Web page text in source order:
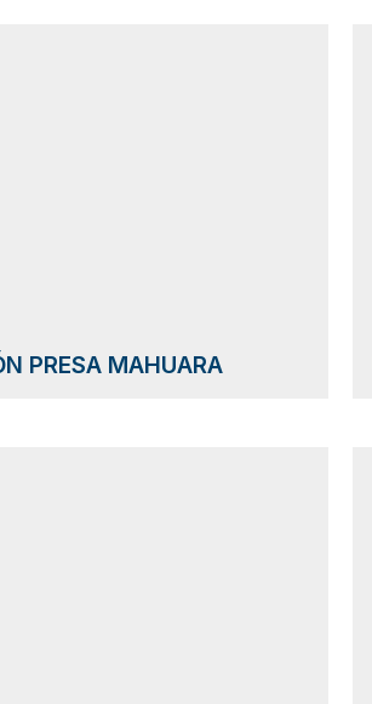
PRESA MAHUARA